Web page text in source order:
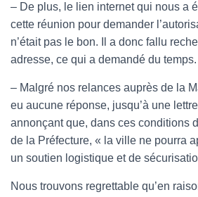
– De plus, le lien internet qui nous a
cette réunion pour demander
n’était pas le bon. Il a donc fallu
adresse, ce qui a demandé du temps.
– Malgré nos relances auprès de la
eu aucune réponse, jusqu’à une
annonçant que, dans ces conditions
de la Préfecture, « la ville ne pourra
un soutien logistique et de
Nous trouvons regrettable qu’en